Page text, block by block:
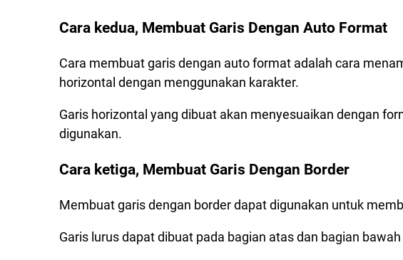
Cara kedua, Membuat Garis Dengan Auto Format
Cara membuat garis dengan auto format adalah cara
horizontal dengan menggunakan karakter.
Garis horizontal yang dibuat akan menyesuaikan dengan
digunakan.
Cara ketiga, Membuat Garis Dengan Border
Membuat garis dengan border dapat digunakan untuk
Garis lurus dapat dibuat pada bagian atas dan bagian